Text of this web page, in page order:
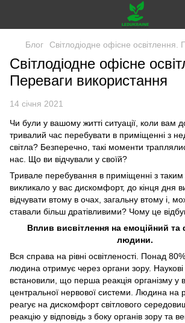
Блог Світлодіодне офісне освітлення.
Світлодіодне офісне
Переваги використання
14 січня 2021
Чи були у вашому житті ситуації, коли вам
тривалий час перебувати в приміщенні з
світла? Безперечно, такі моменти
нас. Що ви відчували у своїй?
Тривале перебування в приміщенні з таким
викликало у вас дискомфорт, до кінця дня
відчувати втому в очах, загальну втому і,
ставали більш дратівливими? Чому це
Вплив висвітлення на емоційний та
людини.
Вся справа на рівні освітленості. Понад
людина отримує через органи зору.
встановили, що перша реакція організму у
центральної нервової системи. Людина на
реагує на дискомфорт світлового
реакцію у відповідь з боку органів зору та